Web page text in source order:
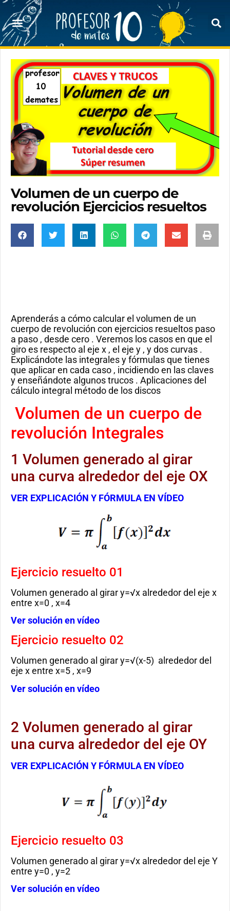
Volumen de un cuerpo de
revolución Ejercicios resueltos
Aprenderás a cómo calcular el volumen de un
cuerpo de revolución con ejercicios resueltos paso
a paso , desde cero . Veremos los casos en que el
giro es respecto al eje x , el eje y , y dos curvas .
Explicándote las integrales y fórmulas que tienes
que aplicar en cada caso , incidiendo en las claves
y enseñándote algunos trucos . Aplicaciones del
cálculo integral método de los discos
Volumen de un cuerpo de
revolución Integrales
1 Volumen generado al girar
una curva alrededor del eje OX
VER EXPLICACIÓN Y FÓRMULA EN VÍDEO
Ejercicio resuelto 01
Volumen generado al girar y=√x alrededor del eje x
entre x=0 , x=4
Ver solución en vídeo
Ejercicio resuelto 02
Volumen generado al girar y=√(x-5) alrededor del
eje x entre x=5 , x=9
Ver solución en vídeo
2 Volumen generado al girar
una curva alrededor del eje OY
VER EXPLICACIÓN Y FÓRMULA EN VÍDEO
Ejercicio resuelto 03
Volumen generado al girar y=√x alrededor del eje Y
entre y=0 , y=2
Ver solución en vídeo